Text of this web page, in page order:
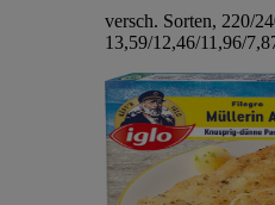
versch. Sorten, 220/
13,59/12,46/11,96/